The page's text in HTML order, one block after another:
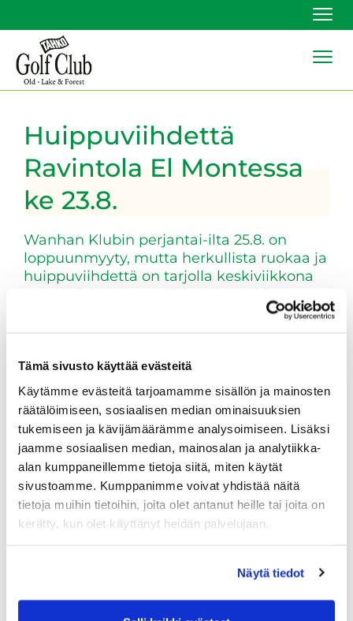
Tämä sivusto käyttää evästeitä
Käytämme evästeitä tarjoamamme sisällön ja mainosten
räätälöimiseen, sosiaalisen median ominaisuuksien
tukemiseen ja kävijämäärämme analysoimiseen. Lisäksi
jaamme sosiaalisen median, mainosalan ja analytiikka-
alan kumppaneillemme tietoja siitä, miten käytät
sivustoamme. Kumppanimme voivat yhdistää näitä
tietoja muihin tietoihin, joita olet antanut heille tai joita on
kerätty, kun olet käyttänyt heidän palvelujaan.
Näytä tiedot
Huippuviihdettä
Ravintola El Montessa
ke 23.8.
Wanhan Klubin perjantai-ilta 25.8. on
loppuunmyyty, mutta herkullista ruokaa ja
huippuviihdettä on tarjolla keskiviikkona
25.8., jolloin Nigel Smith esiintyy klo 19.00